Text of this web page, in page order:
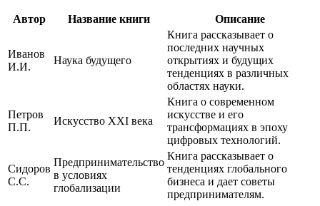
Автор Название книги Описание
Иванов
И.И.
Наука будущего
Книга рассказывает о
последних научных
открытиях и будущих
тенденциях в различных
областях науки.
Петров
П.П.
Искусство XXI века
Книга о современном
искусстве и его
трансформациях в эпоху
цифровых технологий.
Сидоров
С.С.
Предпринимательство
в условиях
глобализации
Книга рассказывает о
тенденциях глобального
бизнеса и дает советы
предпринимателям.